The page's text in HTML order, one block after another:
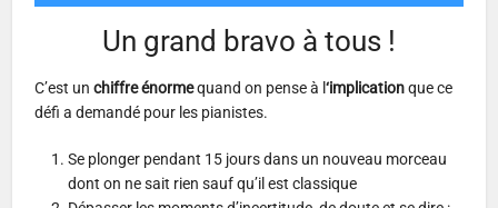
Un grand bravo à tous !
C’est unchiffre énormequand on pense à l‘implicationque ce
défi a demandé pour les pianistes.
Se plonger pendant 15 jours dans un nouveau morceau
dont on ne sait rien sauf qu’il est classique